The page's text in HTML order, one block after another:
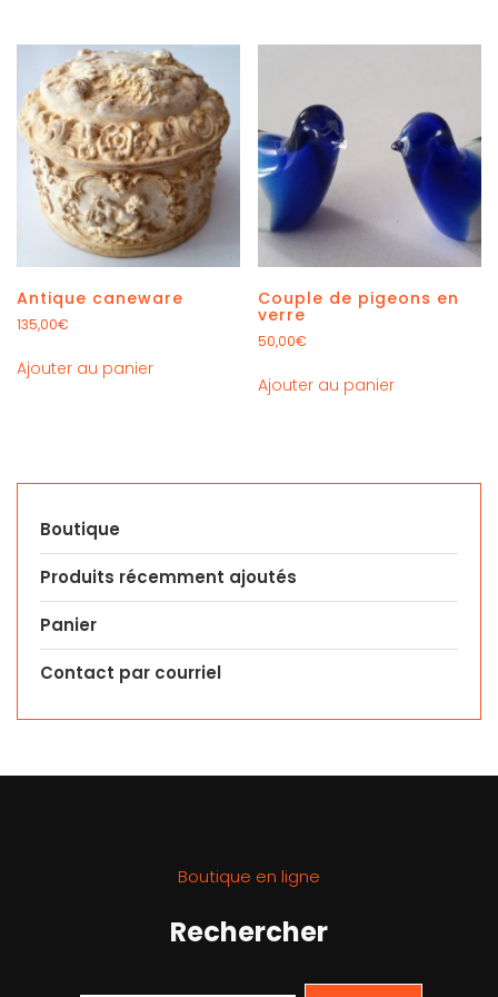
Antique caneware
135,00€
Ajouter au panier
Couple de pigeons en
verre
50,00€
Ajouter au panier
Boutique
Produits récemment ajoutés
Panier
Contact par courriel
Boutique en ligne
Rechercher